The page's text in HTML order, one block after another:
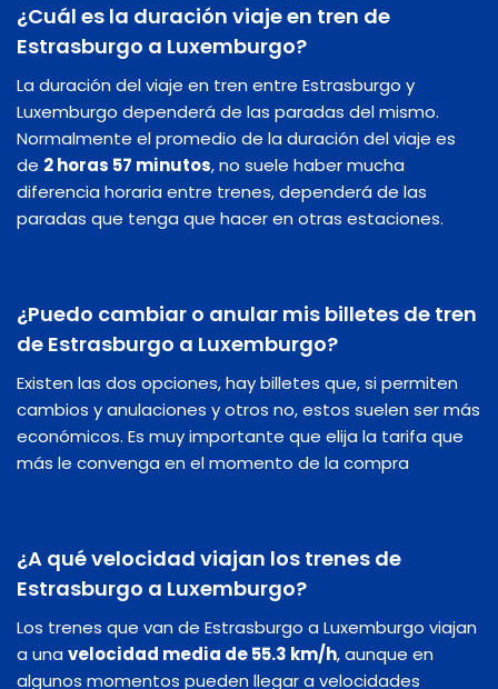
¿Cuál es la duración viaje en tren de
Estrasburgo a Luxemburgo?
La duración del viaje en tren entre Estrasburgo y
Luxemburgo dependerá de las paradas del mismo.
Normalmente el promedio de la duración del viaje es
de 2 horas 57 minutos, no suele haber mucha
diferencia horaria entre trenes, dependerá de las
paradas que tenga que hacer en otras estaciones.
¿Puedo cambiar o anular mis billetes de tren
de Estrasburgo a Luxemburgo?
Existen las dos opciones, hay billetes que, si permiten
cambios y anulaciones y otros no, estos suelen ser más
económicos. Es muy importante que elija la tarifa que
más le convenga en el momento de la compra
¿A qué velocidad viajan los trenes de
Estrasburgo a Luxemburgo?
Los trenes que van de Estrasburgo a Luxemburgo viajan
a unavelocidad media de 55.3 km/h, aunque en
algunos momentos pueden llegar a velocidades